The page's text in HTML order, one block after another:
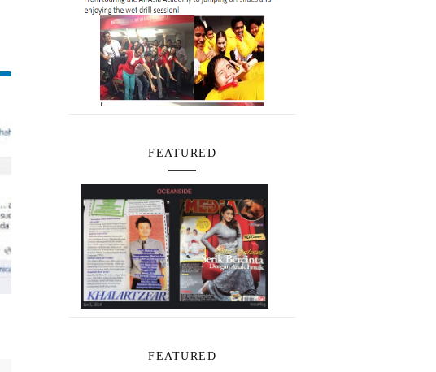
FEATURED
FEATURED